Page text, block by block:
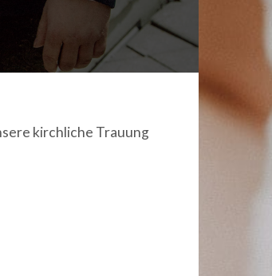
kirchliche Trauung